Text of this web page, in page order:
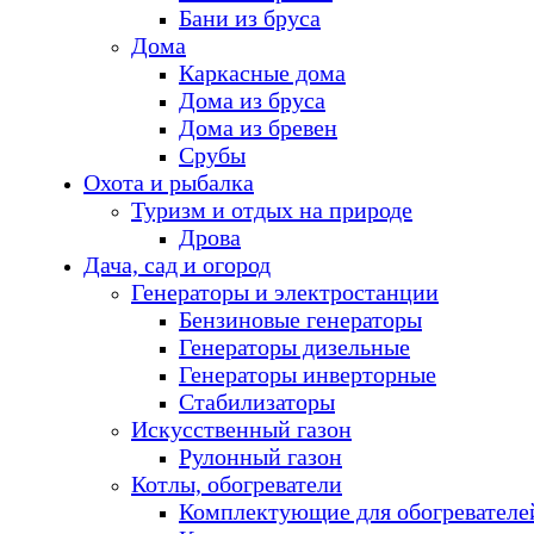
Бани из бруса
Дома
Каркасные дома
Дома из бруса
Дома из бревен
Срубы
Охота и рыбалка
Туризм и отдых на природе
Дрова
Дача, сад и огород
Генераторы и электростанции
Бензиновые генераторы
Генераторы дизельные
Генераторы инверторные
Стабилизаторы
Искусственный газон
Рулонный газон
Котлы, обогреватели
Комплектующие для